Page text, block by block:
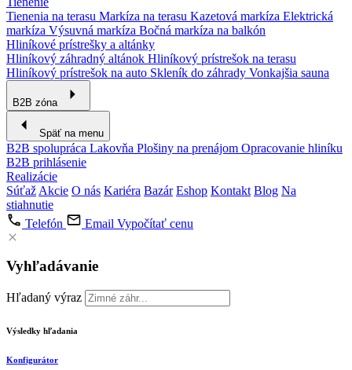
Tienenia na terasu Markíza na terasu Kazetová markíza Elektrická
markíza Výsuvná markíza Bočná markíza na balkón
Hliníkové prístrešky a altánky
Hliníkový záhradný altánok Hliníkový prístrešok na terasu
Hliníkový prístrešok na auto Skleník do záhrady Vonkajšia sauna
B2B zóna
Späť na menu
B2B spolupráca Lakovňa Plošiny na prenájom Opracovanie hliníku
B2B prihlásenie
Realizácie
Súťaž Akcie O nás Kariéra Bazár Eshop Kontakt Blog Na
stiahnutie
Telefón
Email Vypočítať cenu
Vyhľadávanie
Hľadaný výraz
Výsledky hľadania
Konfigurátor